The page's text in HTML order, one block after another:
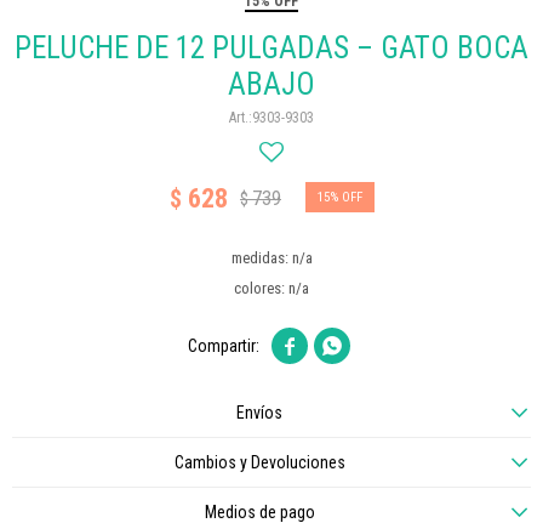
PELUCHE DE 12 PULGADAS – GATO BOCA
ABAJO
9303-9303
$ 628 $739 15
medidas: n/a
colores: n/a
 
Envíos
Cambios y Devoluciones
Medios de pago